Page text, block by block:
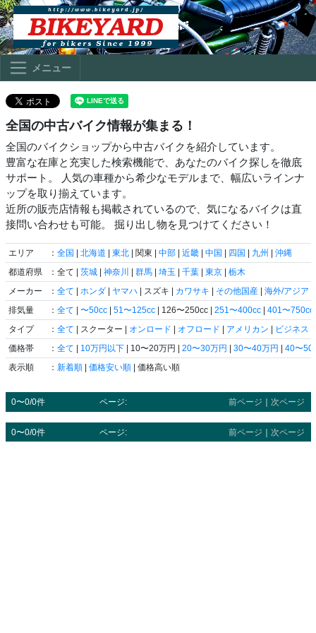
メニュー
全国の中古バイク情報が集まる！
全国のバイクショップから中古バイクを紹介しています。
豊富な在庫と充実した検索機能で、あなたのバイク探しを徹底
サポート。 人気の車種から希少なモデルまで、幅広いラインナ
ップを取り揃えています。
近所の販売店情報も掲載されているので、気になるバイクは直
接問い合わせも可能。 掘り出し物を見つけてください！
エリア ： 全国 | 北海道 | 東北 | 関東 | 中部 | 近畿 | 中国 | 四国 | 九州 | 沖縄
都道府県
：全て | 茨城 | 神奈川 | 群馬 | 埼玉 | 千葉 | 東京 | 栃木
メーカー
： 全て | ホンダ | ヤマハ | スズキ | カワサキ | その他国産 | 海外/アジア
排気量
： 全て | 〜50cc | 51〜125cc | 126〜250cc | 251〜400cc | 401〜750cc
タイプ
： 全て | スクーター | オンロード | オフロード | アメリカン | ビジネス
価格帯
： 全て | 10万円以下 | 10〜20万円 | 20〜30万円 | 30〜40万円 | 40〜50
表示順
： 新着順 | 価格安い順 | 価格高い順
0〜0/0件 ページ: 前ページ 次ページ
0〜0/0件 ページ: 前ページ ｜ 次ページ